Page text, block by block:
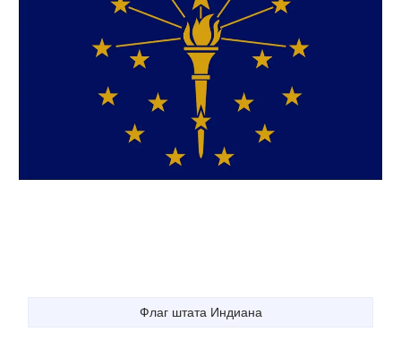
Флаг штата Индиана